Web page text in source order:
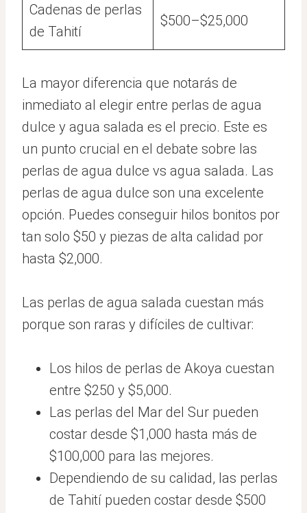
Cadenas de perlas
de Tahití
$500–$25,000
La mayor diferencia que notarás de
inmediato al elegir entre perlas de agua
dulce y agua salada es el precio. Este es
un punto crucial en el debate sobre las
perlas de agua dulce vs agua salada. Las
perlas de agua dulce son una excelente
opción. Puedes conseguir hilos bonitos por
tan solo $50 y piezas de alta calidad por
hasta $2,000.
Las perlas de agua salada cuestan más
porque son raras y difíciles de cultivar:
Los hilos de perlas de Akoya cuestan
entre $250 y $5,000.
Las perlas del Mar del Sur pueden
costar desde $1,000 hasta más de
$100,000 para las mejores.
Dependiendo de su calidad, las perlas
de Tahití pueden costar desde $500